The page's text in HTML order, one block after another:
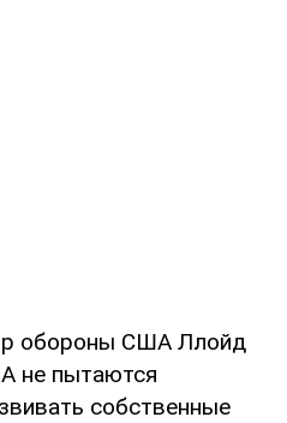
обороны США Ллойд
не пытаются
собственные